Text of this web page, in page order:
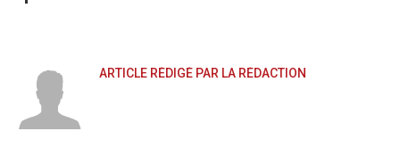
ARTICLE RÉDIGÉ PAR LA RÉDACTION